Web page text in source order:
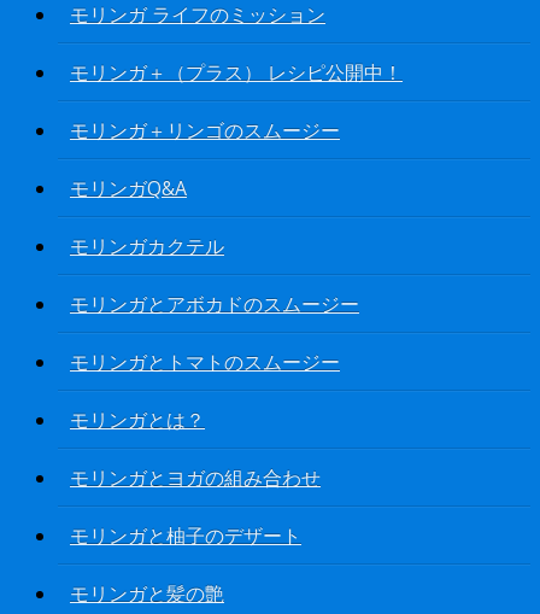
モリンガ ライフのミッション
モリンガ＋（プラス） レシピ公開中！
モリンガ＋リンゴのスムージー
モリンガQ&A
モリンガカクテル
モリンガとアボカドのスムージー
モリンガとトマトのスムージー
モリンガとは？
モリンガとヨガの組み合わせ
モリンガと柚子のデザート
モリンガと髪の艶